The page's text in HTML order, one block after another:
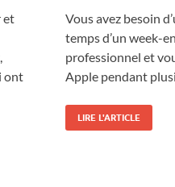
et
ont
Vous avez besoin
temps d’un week-
professionnel et
Apple pendant
LIRE L'ARTICLE